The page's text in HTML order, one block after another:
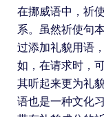
在挪威语中，祈
系。虽然祈使句
过添加礼貌用语
如，在请求时，
其听起来更为礼
语也是一种文化